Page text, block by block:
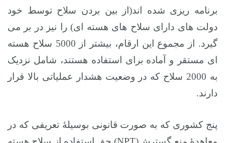
برنامه ریزی شده اند(از بین بردن سلاح توسط خود
دولت های دارای سلاح های هسته ای) را نیز در بر می
گیرد. از مجموع این ارقام، بیشتر از 5000 سلاح هسته
ای مستقر و آماده برای استفاده هستند، شامل نزدیک
به 2000 سلاح که در وضعیت هشدار عملیاتی بالا قرار
دارند.
پنج کشوری که به صورت قانونی بوسیلۀ تعریفی که در